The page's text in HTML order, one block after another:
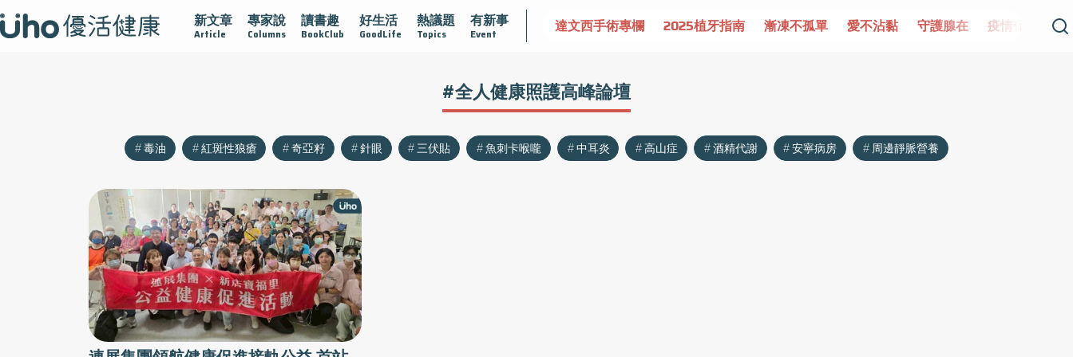
新文章
Article
專家說
Columns
讀書趣
BookClub
好生活
GoodLife
熱議題
Topics
有新事
Event
黏 守護腺在 疫情保衛戰 再生醫學 愛的未來視 認識攝護腺肥大 守護骨骼健康 達文西手術專欄 2025植牙指南 漸凍不孤單 愛不沾黏 守護腺在 疫情保衛戰
#全人健康照護高峰論壇
毒油 紅斑性狼瘡 奇亞籽 針眼 三伏貼 魚刺卡喉嚨 中耳炎 高山症 酒精代謝 安寧病房 周邊靜脈營養